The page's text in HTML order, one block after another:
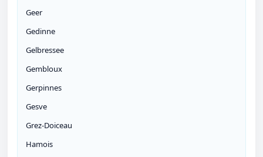
Geer
Gedinne
Gelbressee
Gembloux
Gerpinnes
Gesve
Grez-Doiceau
Hamois